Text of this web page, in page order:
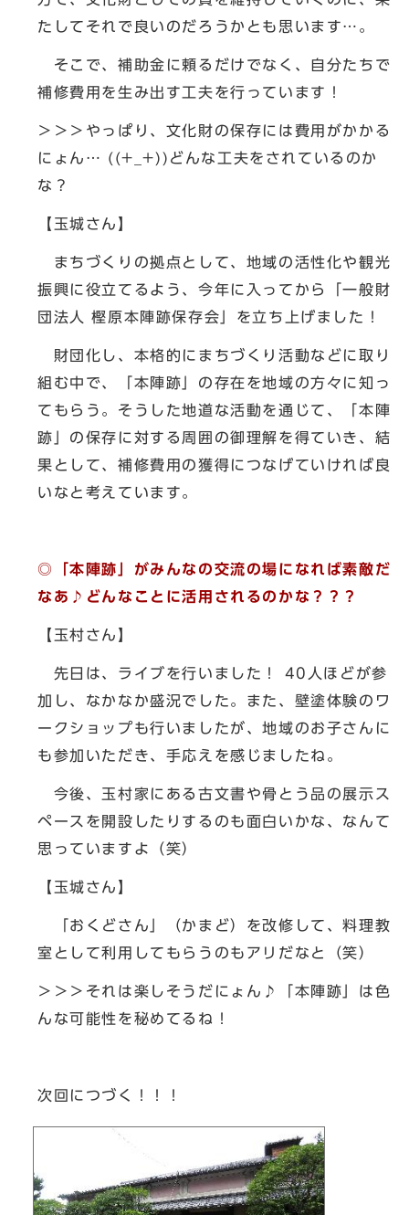
たしてそれで良いのだろうかとも思います…。
そこで、補助金に頼るだけでなく、自分たちで
補修費用を生み出す工夫を行っています！
＞＞＞やっぱり、文化財の保存には費用がかかる
にょん… ((+_+))どんな工夫をされているのか
な？
【玉城さん】
まちづくりの拠点として、地域の活性化や観光
振興に役立てるよう、今年に入ってから「一般財
団法人 樫原本陣跡保存会」を立ち上げました！
財団化し、本格的にまちづくり活動などに取り
組む中で、「本陣跡」の存在を地域の方々に知っ
てもらう。そうした地道な活動を通じて、「本陣
跡」の保存に対する周囲の御理解を得ていき、結
果として、補修費用の獲得につなげていければ良
いなと考えています。
◎「本陣跡」がみんなの交流の場になれば素敵だ
なあ♪どんなことに活用されるのかな？？？
【玉村さん】
先日は、ライブを行いました！ 40人ほどが参
加し、なかなか盛況でした。また、壁塗体験のワ
ークショップも行いましたが、地域のお子さんに
も参加いただき、手応えを感じましたね。
今後、玉村家にある古文書や骨とう品の展示ス
ペースを開設したりするのも面白いかな、なんて
思っていますよ（笑）
【玉城さん】
「おくどさん」（かまど）を改修して、料理教
室として利用してもらうのもアリだなと（笑）
＞＞＞それは楽しそうだにょん♪「本陣跡」は色
んな可能性を秘めてるね！
次回につづく！！！